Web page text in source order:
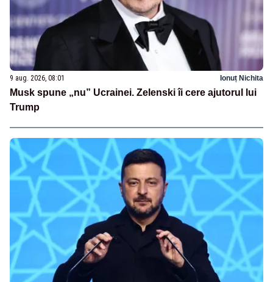
9 aug. 2026, 08:01 Ionuț Nichita
Musk spune „nu” Ucrainei. Zelenski îi cere ajutorul lui
Trump